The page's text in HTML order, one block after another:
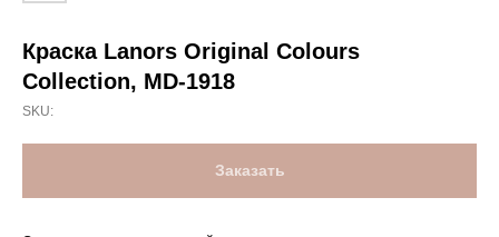
Краска Lanors Original Colours
Collection, MD-1918
SKU:
Заказать